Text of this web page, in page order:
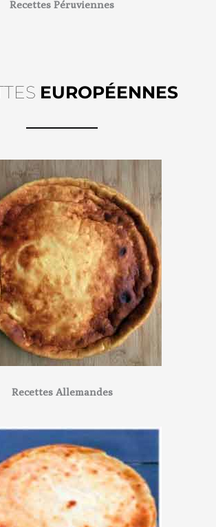
Recettes Péruviennes
EUROPÉENNES
Recettes Allemandes